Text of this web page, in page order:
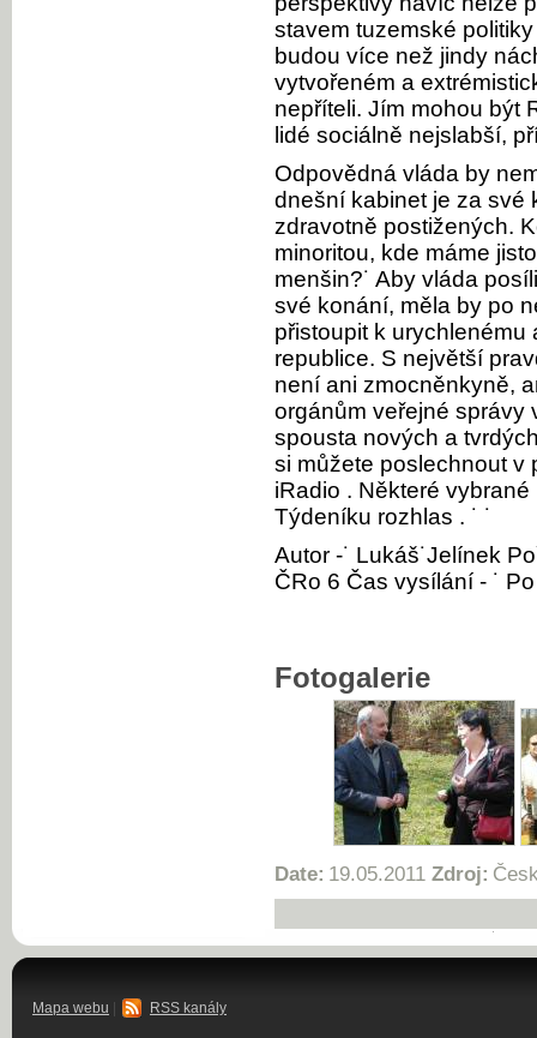
stavem tuzemské
budou více než jindy
vytvořeném a
nepříteli. Jím mohou být
lidé sociálně nejslabší,
Odpovědná vláda by
dnešní kabinet je za své
zdravotně postižených.
minoritou, kde máme
menšin?˙ Aby vláda
své konání, měla by po
přistoupit k
republice. S největší
není ani zmocněnkyně,
orgánům veřejné správy
spousta nových a
si můžete poslechnout v
iRadio . Některé
Týdeníku rozhlas . ˙ ˙
Autor -˙ Lukáš˙Jelínek
ČRo 6 Čas vysílání - ˙
Fotogalerie
Date: 19.05.2011 Zdroj:
Mapa webu RSS kanály